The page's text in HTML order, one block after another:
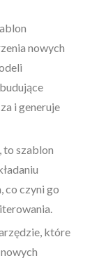
nowych
i generuje
to szablon
co czyni go
które